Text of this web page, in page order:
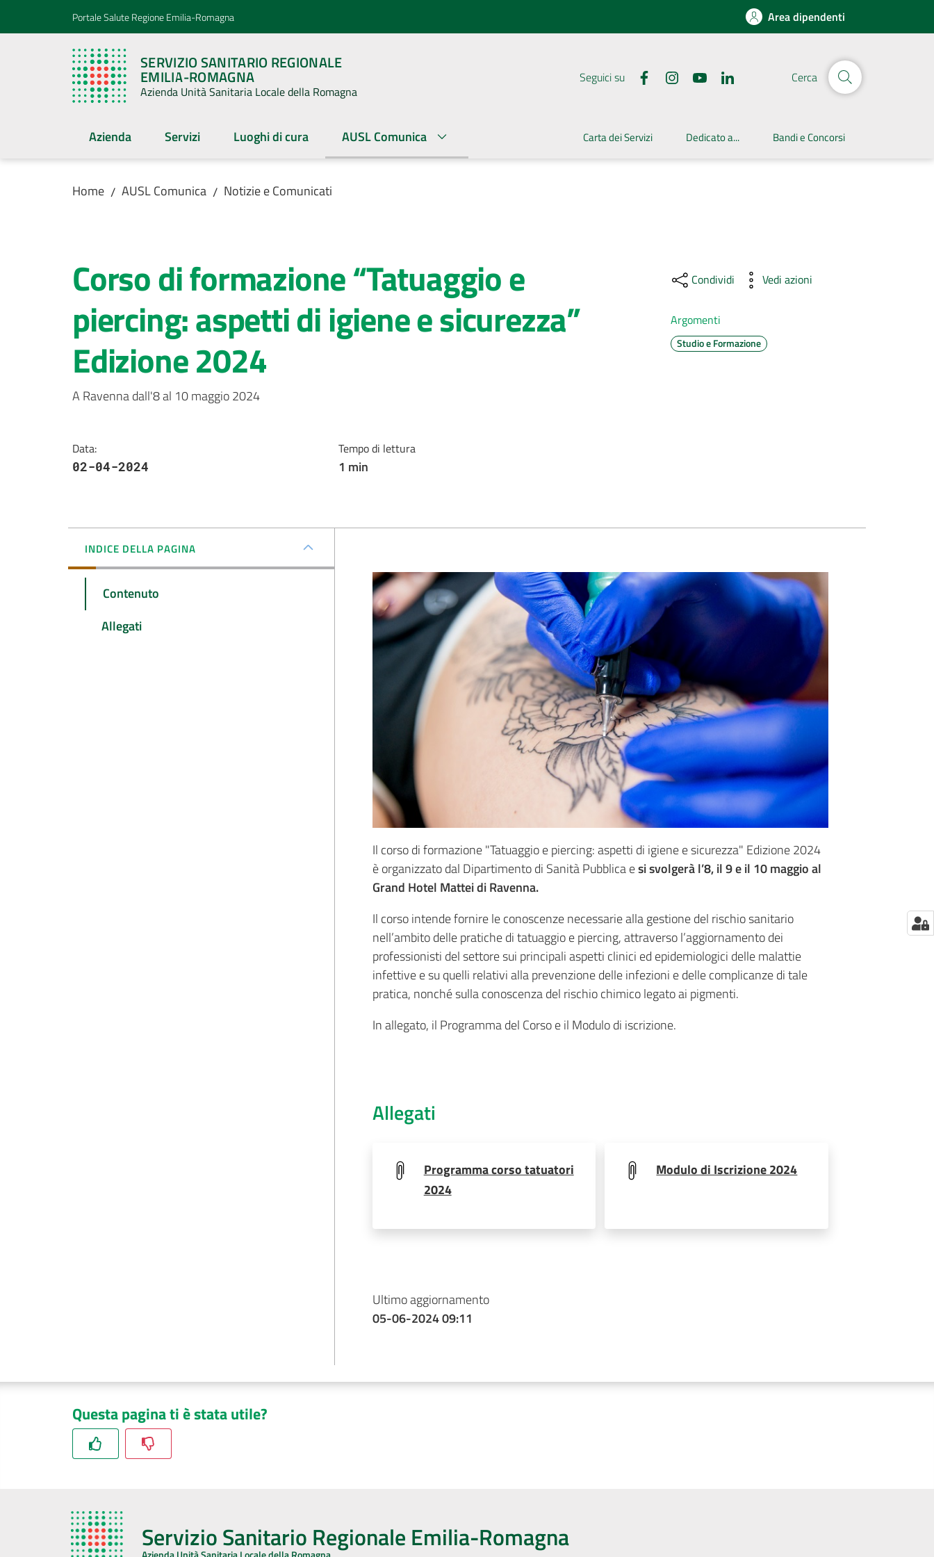
Vai al contenuto
Vai alla navigazionePortale Salute Regione Emilia-Romagna Area dipendenti
SERVIZIO SANITARIO REGIONALE
EMILIA-ROMAGNA
Azienda Unità Sanitaria Locale della Romagna
Seguici su Cerca
Azienda Servizi Luoghi di cura AUSL Comunica Carta dei Servizi Dedicato a... Bandi e Concorsi
Home / AUSL Comunica / Notizie e Comunicati
Corso di formazione “Tatuaggio e
piercing: aspetti di igiene e sicurezza”
Edizione 2024
A Ravenna dall'8 al 10 maggio 2024
Data:
02-04-2024
Tempo di lettura
1 min
Condividi Vedi azioni
Argomenti
Studio e Formazione
INDICE DELLA PAGINA
Contenuto
Allegati
Il corso di formazione "Tatuaggio e piercing: aspetti di igiene e sicurezza" Edizione 2024
è organizzato dal Dipartimento di Sanità Pubblica esi svolgerà l’8, il 9 e il 10 maggio al
Grand Hotel Mattei di Ravenna.
Il corso intende fornire le conoscenze necessarie alla gestione del rischio sanitario
nell’ambito delle pratiche di tatuaggio e piercing, attraverso l’aggiornamento dei
professionisti del settore sui principali aspetti clinici ed epidemiologici delle malattie
infettive e su quelli relativi alla prevenzione delle infezioni e delle complicanze di tale
pratica, nonché sulla conoscenza del rischio chimico legato ai pigmenti.
In allegato, il Programma del Corso e il Modulo di iscrizione.
Allegati
Programma corso tatuatori
2024
Modulo di Iscrizione 2024
Ultimo aggiornamento
05-06-2024 09:11
Questa pagina ti è stata utile?
Servizio Sanitario Regionale Emilia-Romagna